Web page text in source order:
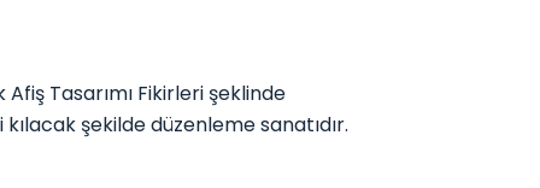
Tasarımı Fikirleri şeklinde
şekilde düzenleme sanatıdır.